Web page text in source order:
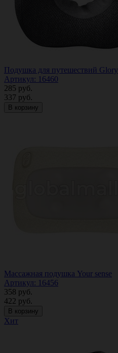
Подушка для путешествий Glory
Артикул: 16460
285 руб.
337 руб.
В корзину
Массажная подушка Your sense
Артикул: 16456
358 руб.
422 руб.
В корзину
Хит